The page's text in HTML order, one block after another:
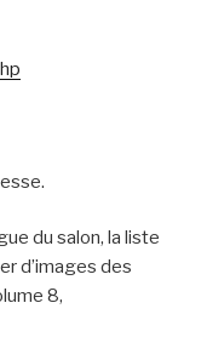
du salon, la liste
d’images des
8,